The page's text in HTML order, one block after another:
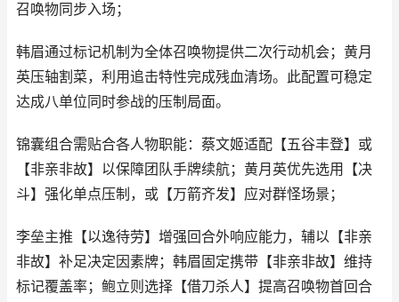
召唤物同步入场；
韩眉通过标记机制为全体召唤物提供二次行动机会；黄月
英压轴割菜，利用追击特性完成残血清场。此配置可稳定
达成八单位同时参战的压制局面。
锦囊组合需贴合各人物职能：蔡文姬适配【五谷丰登】或
【非亲非故】以保障团队手牌续航；黄月英优先选用【决
斗】强化单点压制，或【万箭齐发】应对群怪场景；
李垒主推【以逸待劳】增强回合外响应能力，辅以【非亲
非故】补足决定因素牌；韩眉固定携带【非亲非故】维持
标记覆盖率；鲍立则选择【借刀杀人】提高召唤物首回合